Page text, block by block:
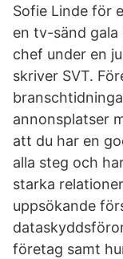
Sofie Linde för
en tv-sänd
chef under en
skriver SVT.
annonsplatser
att du har en
alla steg och
starka
uppsökande
företag samt